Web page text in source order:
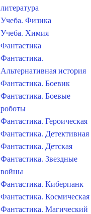
литература
Учеба. Физика
Учеба. Химия
Фантастика
Фантастика.
Альтернативная история
Фантастика. Боевик
Фантастика. Боевые
роботы
Фантастика. Героическая
Фантастика. Детективная
Фантастика. Детская
Фантастика. Звездные
войны
Фантастика. Киберпанк
Фантастика. Космическая
Фантастика. Магический